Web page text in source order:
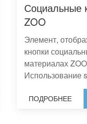
Социальные
ZOO
Элемент,
кнопки
материалах
Использование
ПОДРОБНЕЕ